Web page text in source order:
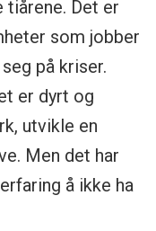
tiårene. Det er
som jobber
på kriser.
er dyrt og
utvikle en
Men det har
å ikke ha